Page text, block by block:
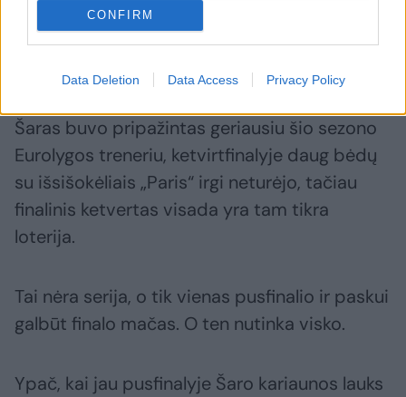
CONFIRM
Data Deletion Data Access Privacy Policy
EPA/ELTA nuotr.
Šaras buvo pripažintas geriausiu šio sezono
Eurolygos treneriu, ketvirtfinalyje daug bėdų
su išsišokėliais „Paris“ irgi neturėjo, tačiau
finalinis ketvertas visada yra tam tikra
loterija.
Tai nėra serija, o tik vienas pusfinalio ir paskui
galbūt finalo mačas. O ten nutinka visko.
Ypač, kai jau pusfinalyje Šaro kariaunos lauks